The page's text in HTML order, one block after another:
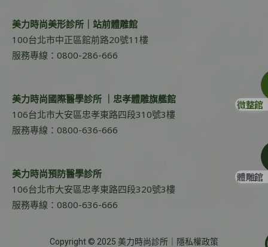
美力時尚美形診所｜站前體雕館
100台北市中正區館前路20號11樓
服務專線：0800-286-666
美力時尚國際醫學診所 ｜忠孝體雕旗艦館
106台北市大安區忠孝東路四段310號3樓
服務專線：0800-636-666
美力時尚預防醫學診所
106台北市大安區忠孝東路四段320號3樓
服務專線：0800-636-666
Copyright © 2025 美力時尚診所｜ 隱私權政策
微整館
體雕館